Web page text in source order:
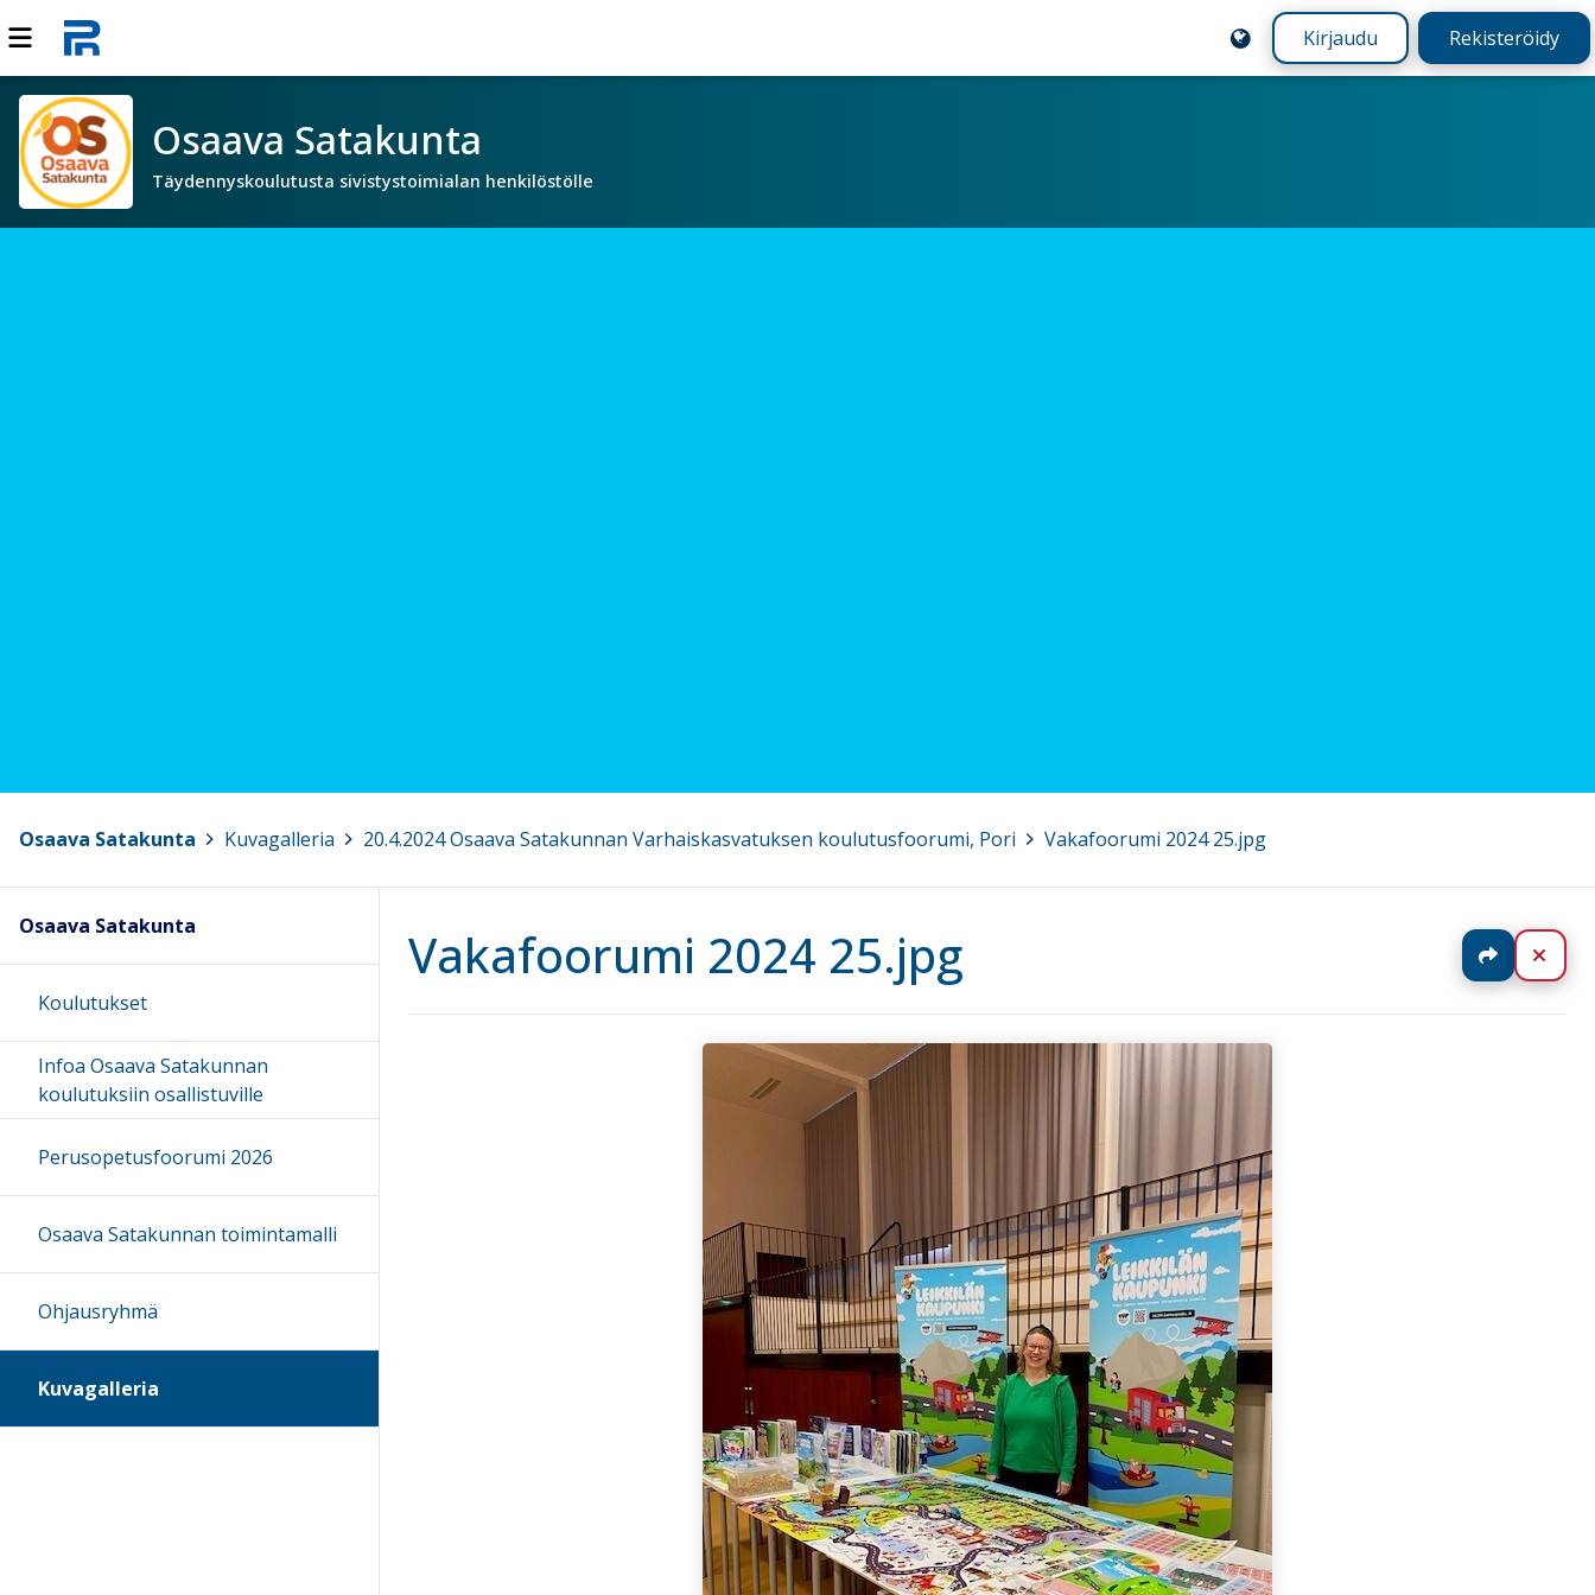
Kirjaudu Rekisteröidy
Osaava Satakunta
Täydennyskoulutusta sivistystoimialan henkilöstölle
Osaava Satakunta Kuvagalleria 20.4.2024 Osaava Satakunnan Varhaiskasvatuksen koulutusfoorumi, Pori Vakafoorumi 2024 25.jpg
Vakafoorumi 2024 25.jpg Jaa
Osaava Satakunta
Koulutukset
Infoa Osaava Satakunnan
koulutuksiin osallistuville
Perusopetusfoorumi 2026
Osaava Satakunnan toimintamalli
Ohjausryhmä
Kuvagalleria